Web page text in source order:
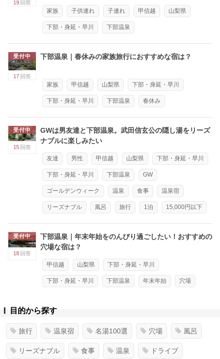
19 回答
家族
子供連れ 子連れ 甲信越 山梨県
下部・身延・早川 下部温泉
受付中
17 回答
下部温泉｜春休みの家族旅行におすすめな宿は？
家族 甲信越 山梨県 下部・身延・早川
下部・身延・早川 下部温泉 春休み
受付中
15 回答
GWは男友達と下部温泉。武田信玄公の隠し湯をリーズ
ナブルに楽しみたい
友達 男性 甲信越 山梨県 下部・身延・早川
下部・身延・早川 下部温泉 GW
ゴールデンウィーク 温泉 食事 温泉宿
リーズナブル 風呂 旅行 1泊 15,000円以下
受付中
18 回答
下部温泉｜年末年始をのんびり過ごしたい！おすすめの
穴場な宿は？
甲信越 山梨県 下部・身延・早川
下部・身延・早川 下部温泉 年末年始 穴場
目的から探す
旅行 温泉宿 名湯100選 穴場 風呂
リーズナブル 食事 温泉 ドライブ